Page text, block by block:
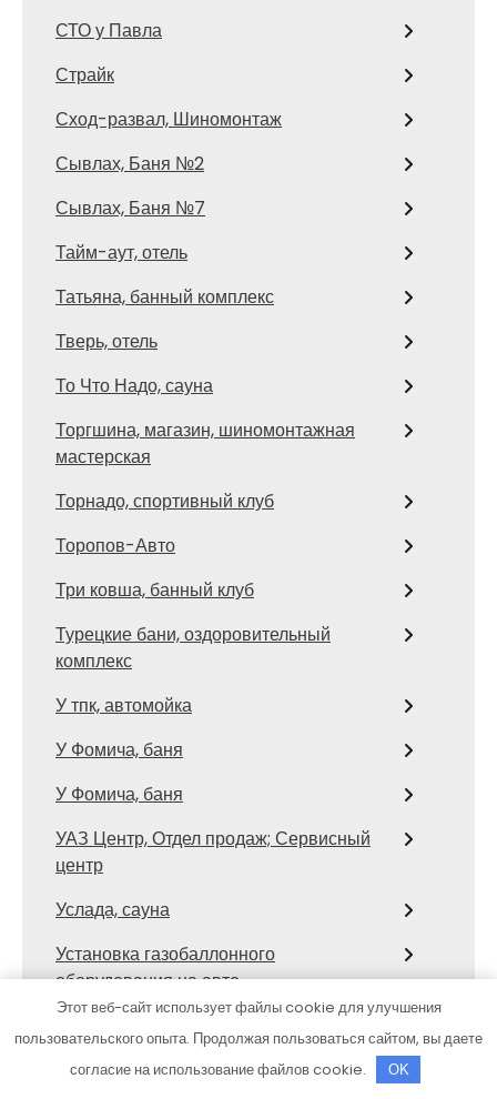
СТО у Павла
Страйк
Сход-развал, Шиномонтаж
Сывлах, Баня №2
Сывлах, Баня №7
Тайм-аут, отель
Татьяна, банный комплекс
Тверь, отель
То Что Надо, сауна
Торгшина, магазин, шиномонтажная
мастерская
Торнадо, спортивный клуб
Торопов-Авто
Три ковша, банный клуб
Турецкие бани, оздоровительный
комплекс
У тпк, автомойка
У Фомича, баня
У Фомича, баня
УАЗ Центр, Отдел продаж; Сервисный
центр
Услада, сауна
Установка газобаллонного
оборудования на авто
Феникс, автокомплекс
Этот веб-сайт использует файлы cookie для улучшения
пользовательского опыта. Продолжая пользоваться сайтом, вы даете
согласие на использование файлов cookie.
OK